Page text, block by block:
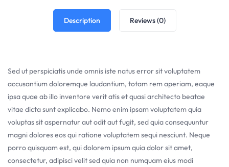
Description Reviews (0)
Sed ut perspiciatis unde omnis iste natus error sit voluptatem
accusantium doloremque laudantium, totam rem aperiam, eaque
ipsa quae ab illo inventore verit atis et quasi architecto beatae
vitae dicta sunt explicabo. Nemo enim ipsam voluptatem quia
voluptas sit aspernatur aut odit aut fugit, sed quia consequuntur
magni dolores eos qui ratione voluptatem sequi nesciunt. Neque
porro quisquam est, qui dolorem ipsum quia dolor sit amet,
consectetur, adipisci velit sed quia non numquam eius modi